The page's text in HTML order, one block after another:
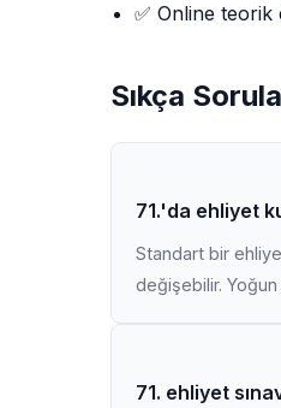
✅ Online teorik
Sıkça
71.'da ehliyet
Standart bir
değişebilir.
71. ehliyet